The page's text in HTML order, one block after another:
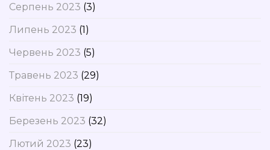
Серпень 2023 (3)
Липень 2023 (1)
Червень 2023 (5)
Травень 2023 (29)
Квітень 2023 (19)
Березень 2023 (32)
Лютий 2023 (23)